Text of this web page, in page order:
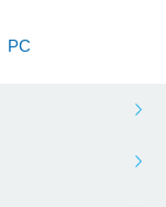
PC